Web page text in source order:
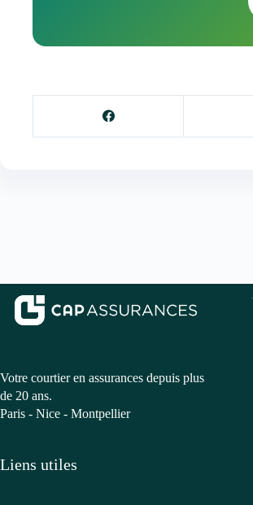
Votre courtier en assurances depuis plus
de 20 ans.
Paris - Nice - Montpellier
Liens utiles